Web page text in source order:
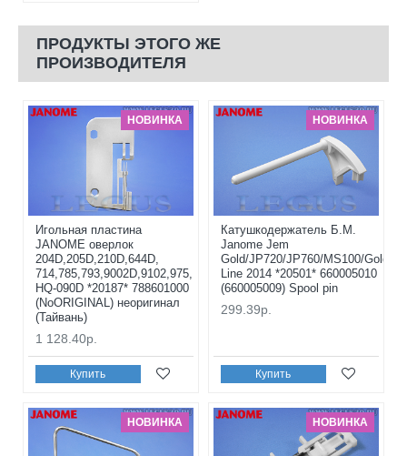
ПРОДУКТЫ ЭТОГО ЖЕ
ПРОИЗВОДИТЕЛЯ
НОВИНКА
Игольная пластина
JANOME оверлок
204D,205D,210D,644D,
714,785,793,9002D,9102,975,
HQ-090D *20187* 788601000
(NoORIGINAL) неоригинал
(Тайвань)
1 128.40р.
Купить
НОВИНКА
Катушкодержатель Б.М.
Janome Jem
Gold/JP720/JP760/MS100/Gold
Line 2014 *20501* 660005010
(660005009) Spool pin
299.39р.
Купить
НОВИНКА НОВИНКА